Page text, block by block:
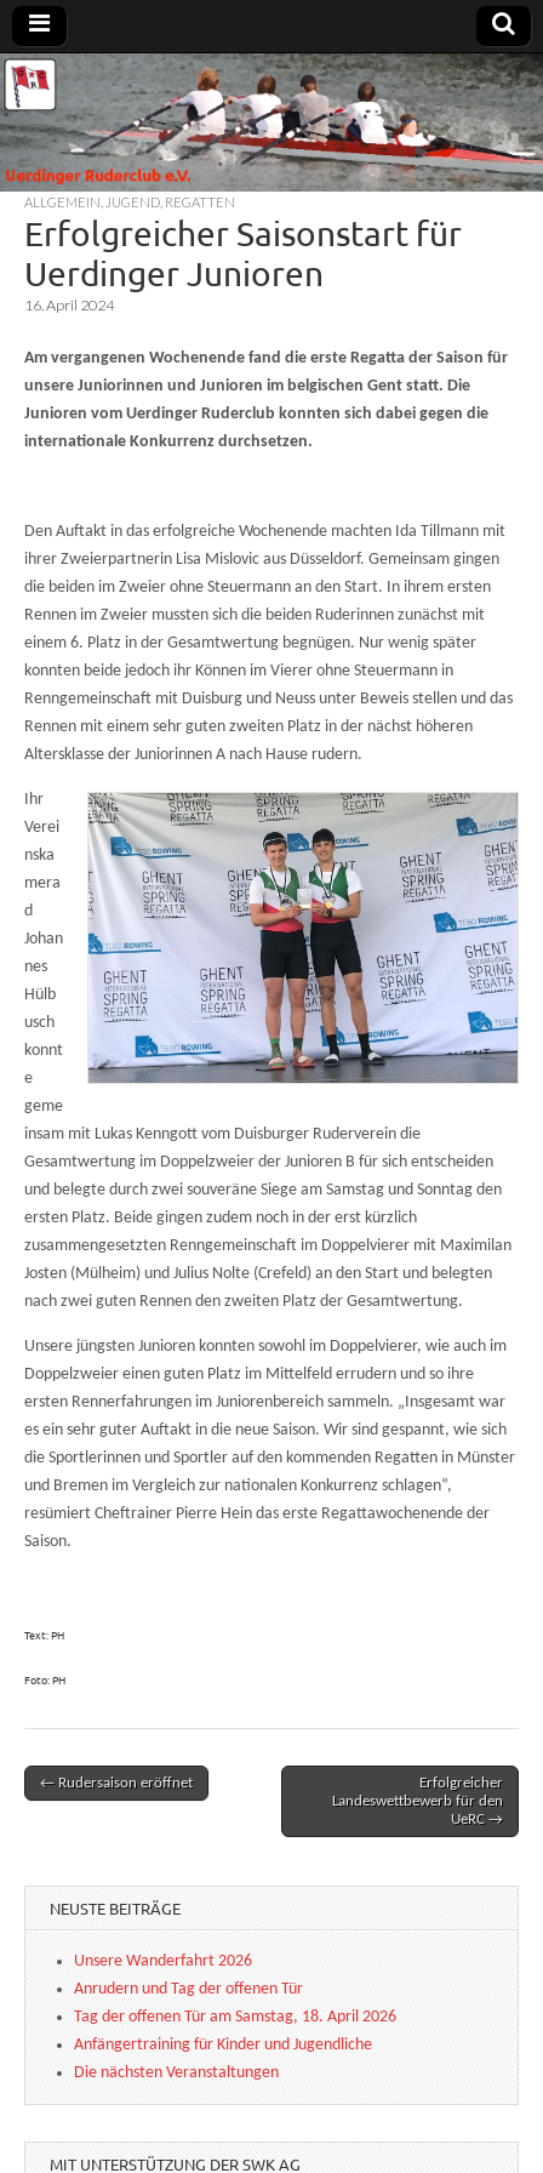
Uerdinger
Ruderclub
e.V.
Rudern in
Krefeld-
Uerdingen
ALLGEMEIN JUGEND REGATTEN
Erfolgreicher Saisonstart für
Uerdinger Junioren
16. April 2024
Am vergangenen Wochenende fand die erste Regatta der Saison für
unsere Juniorinnen und Junioren im belgischen Gent statt. Die
Junioren vom Uerdinger Ruderclub konnten sich dabei gegen die
internationale Konkurrenz durchsetzen.
Den Auftakt in das erfolgreiche Wochenende machten Ida Tillmann mit
ihrer Zweierpartnerin Lisa Mislovic aus Düsseldorf. Gemeinsam gingen
die beiden im Zweier ohne Steuermann an den Start. In ihrem ersten
Rennen im Zweier mussten sich die beiden Ruderinnen zunächst mit
einem 6. Platz in der Gesamtwertung begnügen. Nur wenig später
konnten beide jedoch ihr Können im Vierer ohne Steuermann in
Renngemeinschaft mit Duisburg und Neuss unter Beweis stellen und das
Rennen mit einem sehr guten zweiten Platz in der nächst höheren
Altersklasse der Juniorinnen A nach Hause rudern.
Ihr
Verei
nska
mera
d
Johan
nes
Hülb
usch
konnt
e
geme
insam mit Lukas Kenngott vom Duisburger Ruderverein die
Gesamtwertung im Doppelzweier der Junioren B für sich entscheiden
und belegte durch zwei souveräne Siege am Samstag und Sonntag den
ersten Platz. Beide gingen zudem noch in der erst kürzlich
zusammengesetzten Renngemeinschaft im Doppelvierer mit Maximilan
Josten (Mülheim) und Julius Nolte (Crefeld) an den Start und belegten
nach zwei guten Rennen den zweiten Platz der Gesamtwertung.
Unsere jüngsten Junioren konnten sowohl im Doppelvierer, wie auch im
Doppelzweier einen guten Platz im Mittelfeld errudern und so ihre
ersten Rennerfahrungen im Juniorenbereich sammeln. „Insgesamt war
es ein sehr guter Auftakt in die neue Saison. Wir sind gespannt, wie sich
die Sportlerinnen und Sportler auf den kommenden Regatten in Münster
und Bremen im Vergleich zur nationalen Konkurrenz schlagen“,
resümiert Cheftrainer Pierre Hein das erste Regattawochenende der
Saison.
Text: PH
Foto: PH
Post navigation
← Rudersaison eröffnet
Erfolgreicher
Landeswettbewerb für den
UeRC →
NEUSTE BEITRÄGE
Unsere Wanderfahrt 2026
Anrudern und Tag der offenen Tür
Tag der offenen Tür am Samstag, 18. April 2026
Anfängertraining für Kinder und Jugendliche
Die nächsten Veranstaltungen
MIT UNTERSTÜTZUNG DER SWK AG